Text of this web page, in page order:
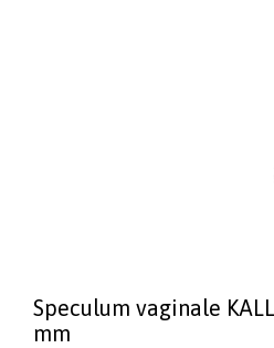
Speculum vaginale
mm